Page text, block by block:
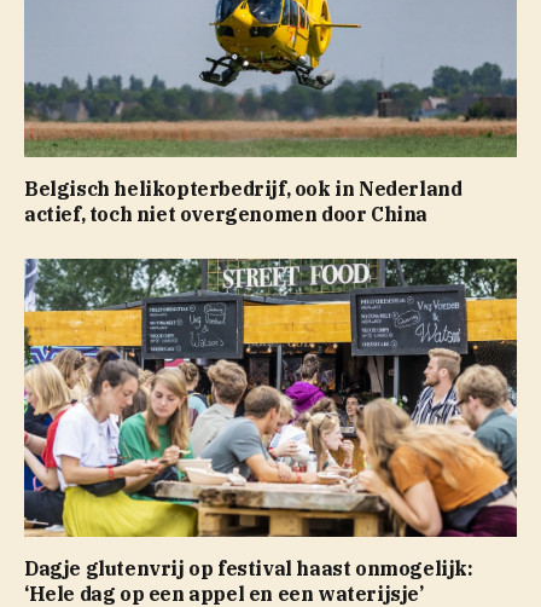
Belgisch helikopterbedrijf, ook in Nederland
actief, toch niet overgenomen door China
Dagje glutenvrij op festival haast onmogelijk:
‘Hele dag op een appel en een waterijsje’